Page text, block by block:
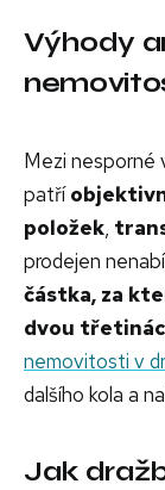
Výhody
Mezi nesporné
patří
položek,
prodejen
částka, za
dvou
nemovitosti v
dalšího kola a
Jak